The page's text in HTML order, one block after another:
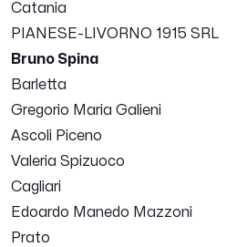
Catania
PIANESE-LIVORNO 1915 SRL
Bruno Spina
Barletta
Gregorio Maria Galieni
Ascoli Piceno
Valeria Spizuoco
Cagliari
Edoardo Manedo Mazzoni
Prato